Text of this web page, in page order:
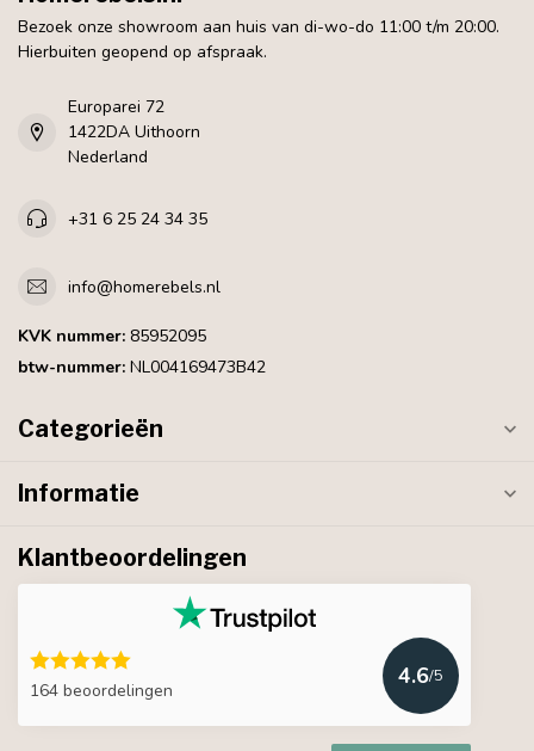
Bezoek onze showroom aan huis van di-wo-do 11:00 t/m 20:00.
Hierbuiten geopend op afspraak.
Europarei 72
1422DA Uithoorn
Nederland
+31 6 25 24 34 35
info@homerebels.nl
KVK nummer: 85952095
btw-nummer: NL004169473B42
Categorieën
Informatie
Klantbeoordelingen
164 beoordelingen
4.6/5